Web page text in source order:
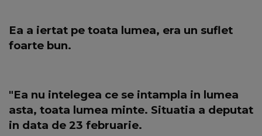
Ea a iertat pe toata lumea, era un suflet
foarte bun.
"Ea nu intelegea ce se intampla in lumea
asta, toata lumea minte. Situatia a deputat
in data de 23 februarie.